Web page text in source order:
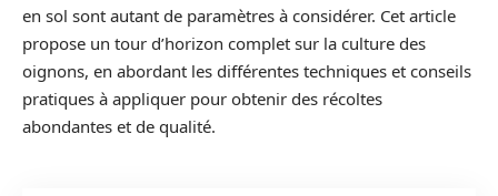
en sol sont autant de paramètres à considérer. Cet article
propose un tour d’horizon complet sur la culture des
oignons, en abordant les différentes techniques et conseils
pratiques à appliquer pour obtenir des récoltes
abondantes et de qualité.